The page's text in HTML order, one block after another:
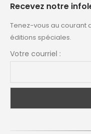
Recevez notre
Tenez-vous au courant
éditions spéciales.
Votre courriel :